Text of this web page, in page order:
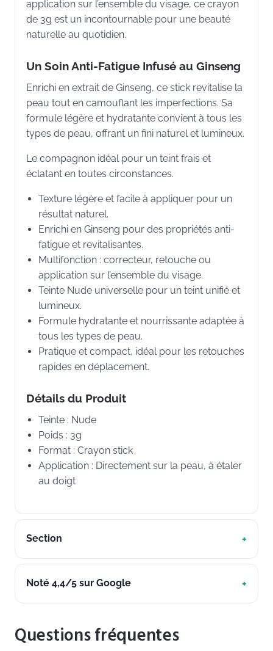
application sur l’ensemble du visage, ce crayon
de 3g est un incontournable pour une beauté
naturelle au quotidien.
Un Soin Anti-Fatigue Infusé au Ginseng
Enrichi en extrait de Ginseng, ce stick revitalise la
peau tout en camouflant les imperfections. Sa
formule légère et hydratante convient à tous les
types de peau, offrant un fini naturel et lumineux.
Le compagnon idéal pour un teint frais et
éclatant en toutes circonstances.
Texture légère et facile à appliquer pour un
résultat naturel.
Enrichi en Ginseng pour des propriétés anti-
fatigue et revitalisantes.
Multifonction : correcteur, retouche ou
application sur l’ensemble du visage.
Teinte Nude universelle pour un teint unifié et
lumineux.
Formule hydratante et nourrissante adaptée à
tous les types de peau.
Pratique et compact, idéal pour les retouches
rapides en déplacement.
Détails du Produit
Teinte : Nude
Poids : 3g
Format : Crayon stick
Application : Directement sur la peau, à étaler
au doigt
Section
Noté 4,4/5 sur Google
Questions fréquentes